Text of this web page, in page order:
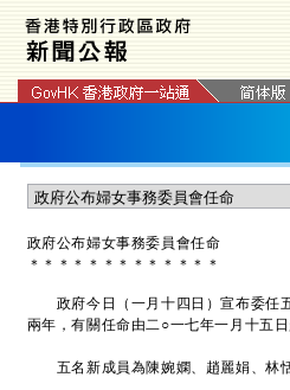
政府公布婦女事務委員會任命
＊ ＊ ＊ ＊ ＊ ＊ ＊ ＊ ＊ ＊ ＊ ＊ ＊
政府今日（一月十四日）宣布委任五
兩年，有關任命由二○一七年一月十五日
五名新成員為陳婉嫻、趙麗娟、林恬